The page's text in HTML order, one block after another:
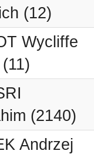
(12)
Wycliffe
(2140)
Andrzej